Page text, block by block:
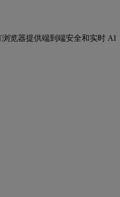
浏览器提供端到端安全和实时 AI